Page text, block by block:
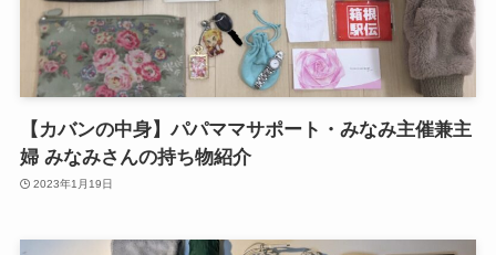
【カバンの中身】パパママサポート・みなみ主催兼主
婦 みなみさんの持ち物紹介
2023年1月19日